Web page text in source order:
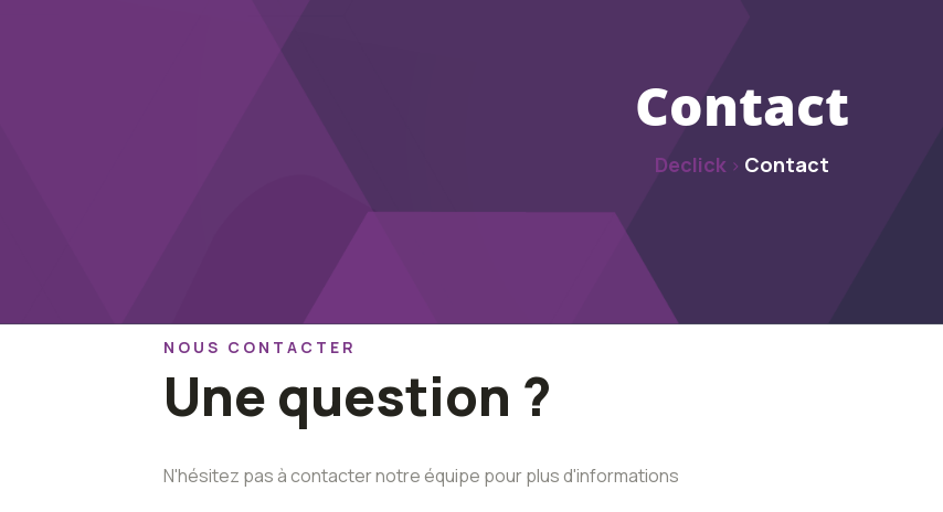
Contact
Declick > Contact
NOUS CONTACTER
Une question ?
N'hésitez pas à contacter notre équipe pour plus d'informations